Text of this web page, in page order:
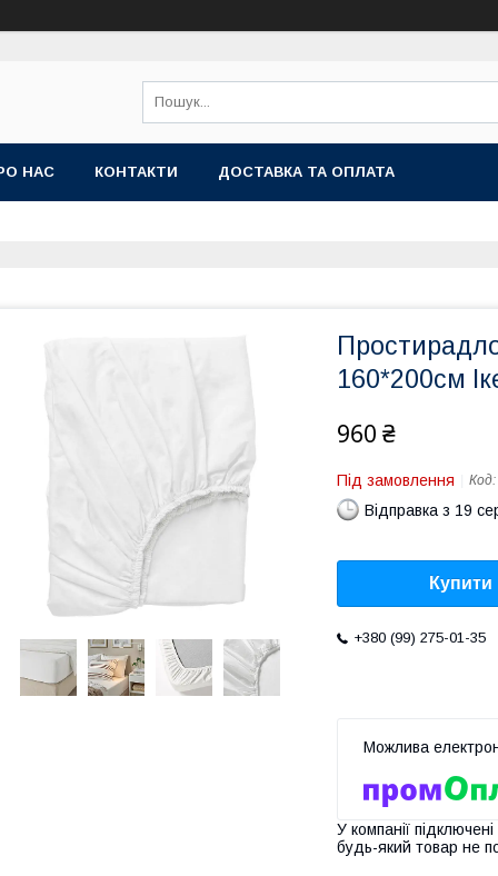
НАС КОНТАКТИ ДОСТАВКА ТА ОПЛАТА
160*200см
960 ₴
Під замовлення Код:
Відправка з 19
Купити
+380 (99) 275-01-35
У компанії
будь-який товар не